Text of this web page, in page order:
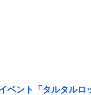
ベント「タルタル